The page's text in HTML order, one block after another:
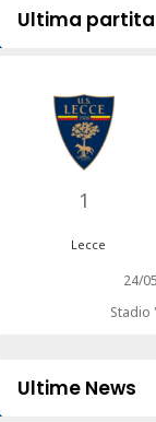
Ultima partita
1
Lecce
24/
Stadio
Ultime News